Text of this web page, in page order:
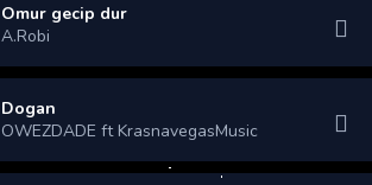
Omur gecip dur
A.Robi
Dogan
OWEZDADE ft KrasnavegasMusic